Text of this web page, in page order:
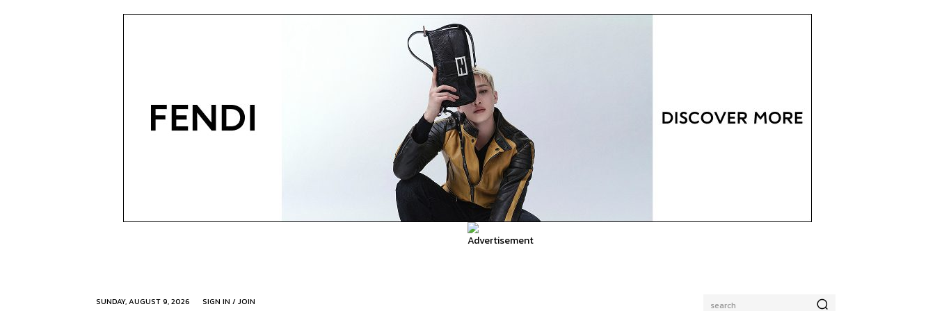
SUNDAY, AUGUST 9, 2026 search
SIGN IN / JOIN